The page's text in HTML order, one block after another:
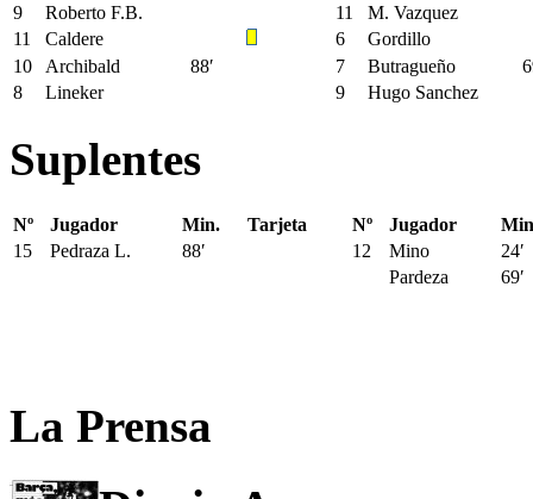
9
Roberto F.B. 11
M. Vazquez
11
Caldere 6
Gordillo
10
Archibald 88′ 7 Butragueño
8
Lineker 9 Hugo Sanchez
Suplentes
Nº Jugador Min. Tarjeta Nº Jugador
15
Pedraza L. 88′ 12 Mino
24′
Pardeza
69′
La Prensa